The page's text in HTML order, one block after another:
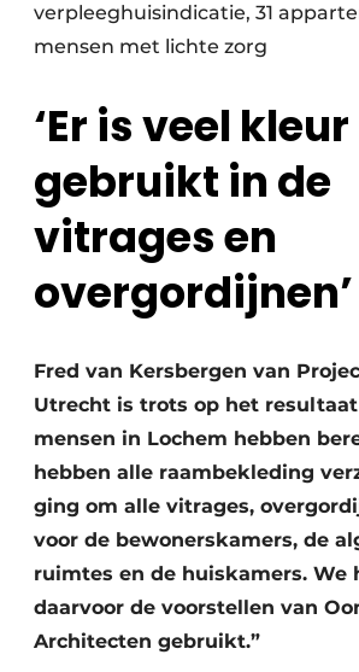
verpleeghuisindicatie, 31
mensen met lichte zorg
‘Er is veel kleur
gebruikt in de
vitrages en
overgordijnen’
Fred van Kersbergen van
Utrecht is trots op het
mensen in Lochem hebben
hebben alle raambekleding
ging om alle vitrages,
voor de bewonerskamers, de
ruimtes en de huiskamers. We
daarvoor de voorstellen van
Architecten gebruikt.”